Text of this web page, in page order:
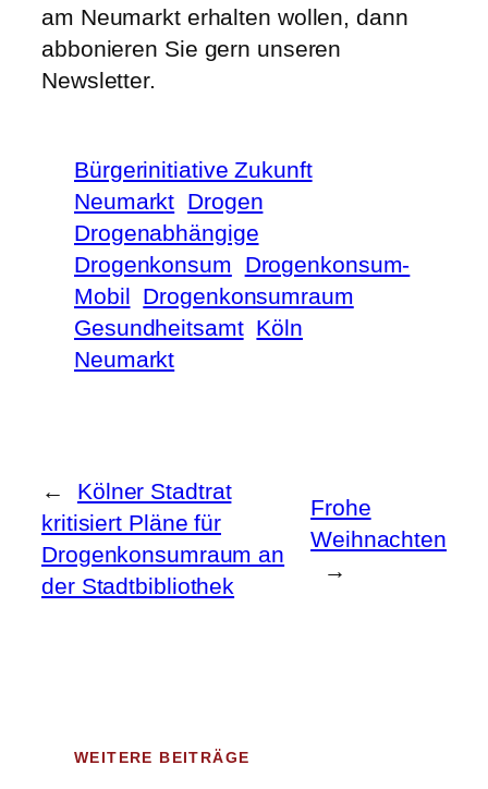
am Neumarkt erhalten wollen, dann
abbonieren Sie gern unseren
Newsletter.
Bürgerinitiative Zukunft
Neumarkt Drogen
Drogenabhängige
Drogenkonsum
Drogenkonsum-
Mobil Drogenkonsumraum
Gesundheitsamt Köln
Neumarkt
←
Kölner Stadtrat
kritisiert Pläne für
Drogenkonsumraum an
der Stadtbibliothek
Frohe
Weihnachten
→
WEITERE BEITRÄGE